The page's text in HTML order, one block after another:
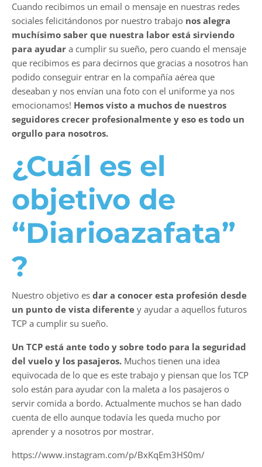
Cuando recibimos un email o mensaje en nuestras redes
sociales felicitándonos por nuestro trabajo nos alegra
muchísimo saber que nuestra labor está sirviendo
para ayudar a cumplir su sueño, pero cuando el mensaje
que recibimos es para decirnos que gracias a nosotros han
podido conseguir entrar en la compañía aérea que
deseaban y nos envían una foto con el uniforme ya nos
emocionamos! Hemos visto a muchos de nuestros
seguidores crecer profesionalmente y eso es todo un
orgullo para nosotros.
¿Cuál es el
objetivo de
“Diarioazafata”
?
Nuestro objetivo es dar a conocer esta profesión desde
un punto de vista diferente y ayudar a aquellos futuros
TCP a cumplir su sueño.
Un TCP está ante todo y sobre todo para la seguridad
del vuelo y los pasajeros. Muchos tienen una idea
equivocada de lo que es este trabajo y piensan que los TCP
solo están para ayudar con la maleta a los pasajeros o
servir comida a bordo. Actualmente muchos se han dado
cuenta de ello aunque todavía les queda mucho por
aprender y a nosotros por mostrar.
https://www.instagram.com/p/BxKqEm3HS0m/